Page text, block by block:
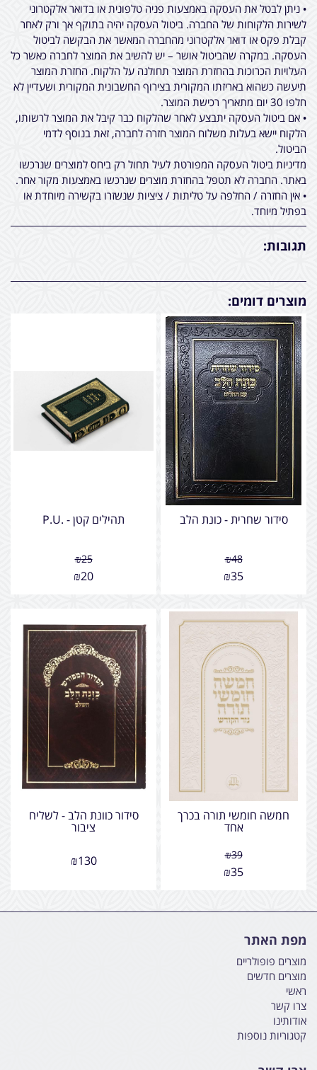
• ניתן לבטל את העסקה באמצעות פניה טלפונית או בדואר אלקטרוני
לשירות הלקוחות של החברה. ביטול העסקה יהיה בתוקף אך ורק לאחר
קבלת פקס או דואר אלקטרוני מהחברה המאשר את הבקשה לביטול
העסקה. במקרה שהביטול אושר – יש להשיב את המוצר לחברה כאשר כל
העלויות הכרוכות בהחזרת המוצר תחולנה על הלקוח. החזרת המוצר
תיעשה כשהוא באריזתו המקורית בצירוף החשבונית המקורית ושעדיין לא
חלפו 30 יום מתאריך רכישת המוצר.
• אם ביטול העסקה יתבצע לאחר שהלקוח כבר קיבל את המוצר לרשותו,
הלקוח יישא בעלות משלוח המוצר חזרה לחברה, זאת בנוסף לדמי
הביטול.
מדיניות ביטול העסקה המפורטת לעיל תחול רק ביחס למוצרים שנרכשו
באתר. החברה לא תטפל בהחזרת מוצרים שנרכשו באמצעות מקור אחר.
• אין החזרה / החלפה על טליתות / ציציות שנשזרו בקשירה מיוחדת או
בפתיל מיוחד.
תגובות:
מוצרים דומים:
סידור שחרית - כונת הלב
₪48
₪35
תהילים קטן - .P.U
₪25
₪20
חמשה חומשי תורה בכרך
אחד
₪39
₪35
סידור כוונת הלב - לשליח
ציבור
₪130
מפת האתר
מוצרים פופולריים
מוצרים חדשים
ראשי
צרו קשר
אודותינו
קטגוריות נוספות